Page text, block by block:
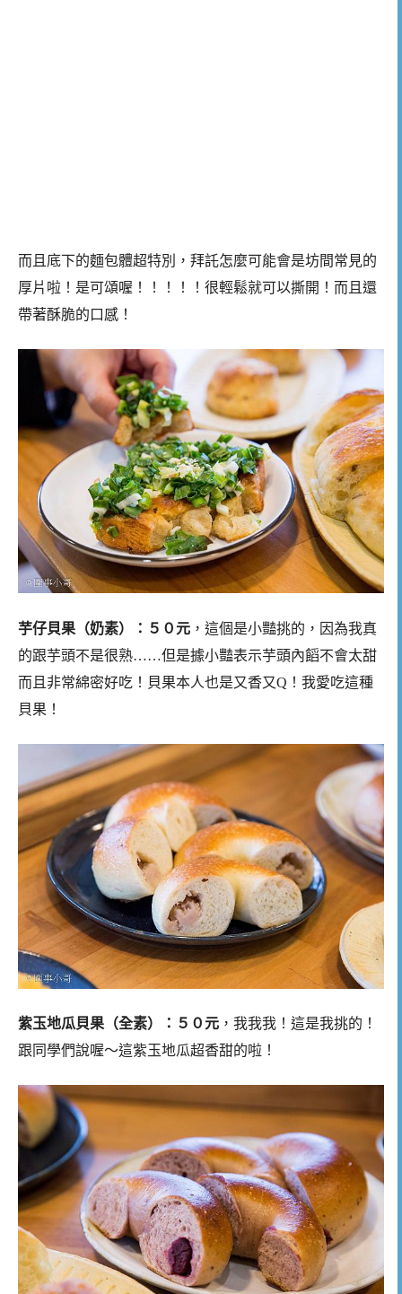
而且底下的麵包體超特別，拜託怎麼可能會是坊間常見的
厚片啦！是可頌喔！！！！！很輕鬆就可以撕開！而且還
帶著酥脆的口感！
芋仔貝果（奶素）：５０元 ，這個是小豔挑的，因為我真
的跟芋頭不是很熟……但是據小豔表示芋頭內饀不會太甜
而且非常綿密好吃！貝果本人也是又香又Q！我愛吃這種
貝果！
紫玉地瓜貝果（全素）：５０元 ，我我我！這是我挑的！
跟同學們說喔～這紫玉地瓜超香甜的啦！